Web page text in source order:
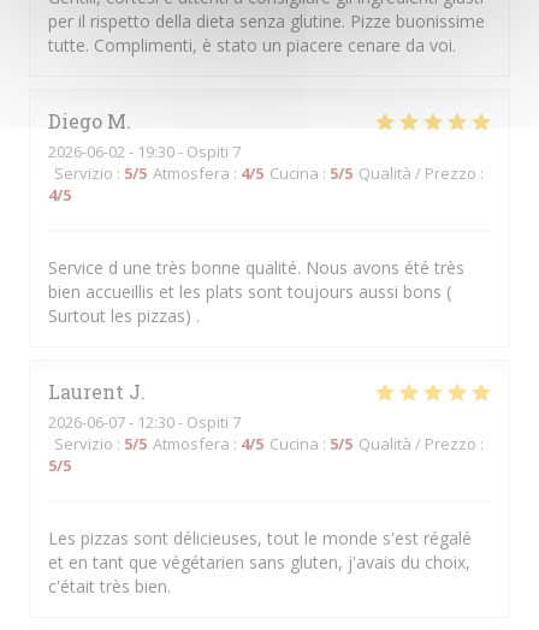
per il rispetto della dieta senza glutine. Pizze buonissime
tutte. Complimenti, è stato un piacere cenare da voi.
Diego M
2026-06-02 - 19:30 - Ospiti 7
Servizio : 5/5 Atmosfera : 4/5 Cucina : 5/5 Qualità / Prezzo :
4/5
Service d une très bonne qualité. Nous avons été très
bien accueillis et les plats sont toujours aussi bons (
Surtout les pizzas) .
Laurent J
2026-06-07- 12:30 - Ospiti 7
Servizio : 5/5 Atmosfera : 4/5 Cucina : 5/5 Qualità / Prezzo :
5/5
Les pizzas sont délicieuses, tout le monde s'est régalé
et en tant que végétarien sans gluten, j'avais du choix,
c'était très bien.